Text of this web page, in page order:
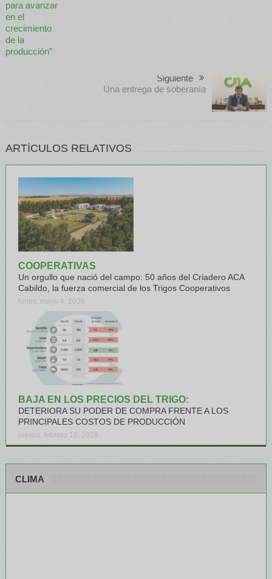
Siguiente
Una entrega de soberanía
ARTÍCULOS RELATIVOS
COOPERATIVAS
Un orgullo que nació del campo: 50 años del Criadero ACA
Cabildo, la fuerza comercial de los Trigos Cooperativos
lunes, mayo 4, 2026
BAJA EN LOS PRECIOS DEL TRIGO:
DETERIORA SU PODER DE COMPRA FRENTE A LOS
PRINCIPALES COSTOS DE PRODUCCIÓN
jueves, febrero 12, 2026
CLIMA